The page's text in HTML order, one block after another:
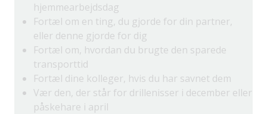
hjemmearbejdsdag
Fortæl om en ting, du gjorde for din partner,
eller denne gjorde for dig
Fortæl om, hvordan du brugte den sparede
transporttid
Fortæl dine kolleger, hvis du har savnet dem
Vær den, der står for drillenisser i december eller
påskehare i april